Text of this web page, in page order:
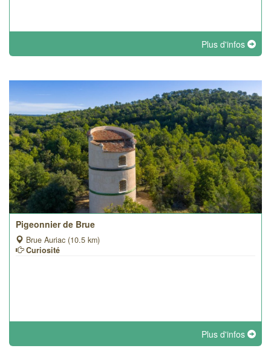
Plus d'infos
Pigeonnier de Brue
Brue Auriac (10.5 km)
Curiosité
Plus d'infos